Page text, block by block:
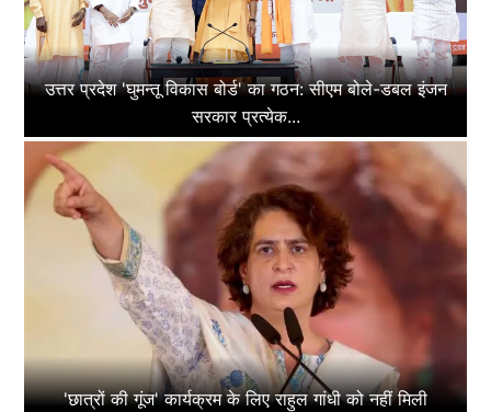
उत्तर प्रदेश 'घुमन्तू विकास बोर्ड' का गठन: सीएम बोले-डबल इंजन
सरकार प्रत्येक...
'छात्रों की गूंज' कार्यक्रम के लिए राहुल गांधी को नहीं मिली